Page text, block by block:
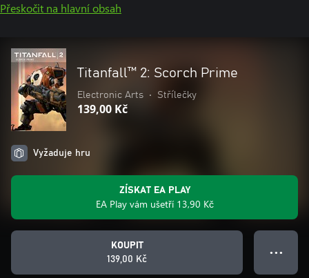
Přeskočit na hlavní obsah
Titanfall™ 2: Scorch Prime
Electronic Arts • Střílečky
139,00 Kč
Vyžaduje hru
ZÍSKAT EA PLAY
EA Play vám ušetří 13,90 Kč
KOUPIT
139,00 Kč
● ● ●